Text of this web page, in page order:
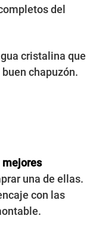
del
cristalina que
chapuzón.
mejores
una de ellas.
con las